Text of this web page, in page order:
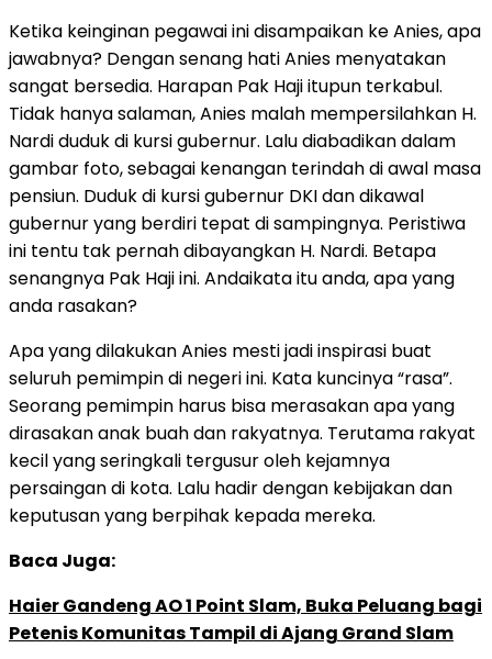
Ketika keinginan pegawai ini disampaikan ke Anies, apa
jawabnya? Dengan senang hati Anies menyatakan
sangat bersedia. Harapan Pak Haji itupun terkabul.
Tidak hanya salaman, Anies malah mempersilahkan H.
Nardi duduk di kursi gubernur. Lalu diabadikan dalam
gambar foto, sebagai kenangan terindah di awal masa
pensiun. Duduk di kursi gubernur DKI dan dikawal
gubernur yang berdiri tepat di sampingnya. Peristiwa
ini tentu tak pernah dibayangkan H. Nardi. Betapa
senangnya Pak Haji ini. Andaikata itu anda, apa yang
anda rasakan?
Apa yang dilakukan Anies mesti jadi inspirasi buat
seluruh pemimpin di negeri ini. Kata kuncinya “rasa”.
Seorang pemimpin harus bisa merasakan apa yang
dirasakan anak buah dan rakyatnya. Terutama rakyat
kecil yang seringkali tergusur oleh kejamnya
persaingan di kota. Lalu hadir dengan kebijakan dan
keputusan yang berpihak kepada mereka.
Baca Juga:
Haier Gandeng AO 1 Point Slam, Buka Peluang bagi
Petenis Komunitas Tampil di Ajang Grand Slam